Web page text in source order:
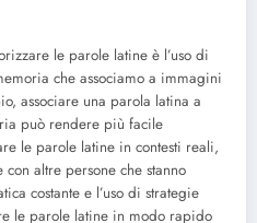
le parole latine è l’uso di
che associamo a immagini
associare una parola latina a
può rendere più facile
le parole latine in contesti reali,
altre persone che stanno
costante e l’uso di strategie
le parole latine in modo rapido